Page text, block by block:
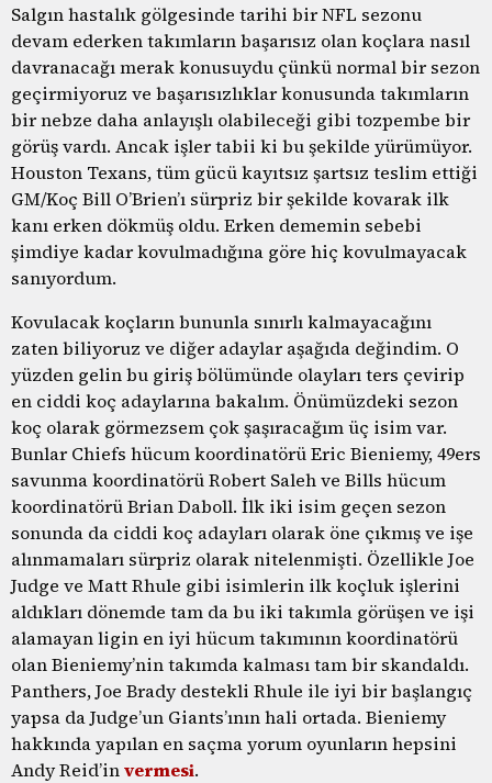
Salgın hastalık gölgesinde tarihi bir NFL sezonu
devam ederken takımların başarısız olan koçlara nasıl
davranacağı merak konusuydu çünkü normal bir sezon
geçirmiyoruz ve başarısızlıklar konusunda takımların
bir nebze daha anlayışlı olabileceği gibi tozpembe bir
görüş vardı. Ancak işler tabii ki bu şekilde yürümüyor.
Houston Texans, tüm gücü kayıtsız şartsız teslim ettiği
GM/Koç Bill O’Brien’ı sürpriz bir şekilde kovarak ilk
kanı erken dökmüş oldu. Erken dememin sebebi
şimdiye kadar kovulmadığına göre hiç kovulmayacak
sanıyordum.
Kovulacak koçların bununla sınırlı kalmayacağını
zaten biliyoruz ve diğer adaylar aşağıda değindim. O
yüzden gelin bu giriş bölümünde olayları ters çevirip
en ciddi koç adaylarına bakalım. Önümüzdeki sezon
koç olarak görmezsem çok şaşıracağım üç isim var.
Bunlar Chiefs hücum koordinatörü Eric Bieniemy, 49ers
savunma koordinatörü Robert Saleh ve Bills hücum
koordinatörü Brian Daboll. İlk iki isim geçen sezon
sonunda da ciddi koç adayları olarak öne çıkmış ve işe
alınmamaları sürpriz olarak nitelenmişti. Özellikle Joe
Judge ve Matt Rhule gibi isimlerin ilk koçluk işlerini
aldıkları dönemde tam da bu iki takımla görüşen ve işi
alamayan ligin en iyi hücum takımının koordinatörü
olan Bieniemy’nin takımda kalması tam bir skandaldı.
Panthers, Joe Brady destekli Rhule ile iyi bir başlangıç
yapsa da Judge’un Giants’ının hali ortada. Bieniemy
hakkında yapılan en saçma yorum oyunların hepsini
Andy Reid’invermesi.